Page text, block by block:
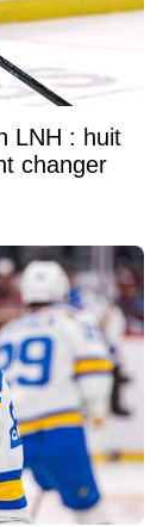
LNH : huit
changer